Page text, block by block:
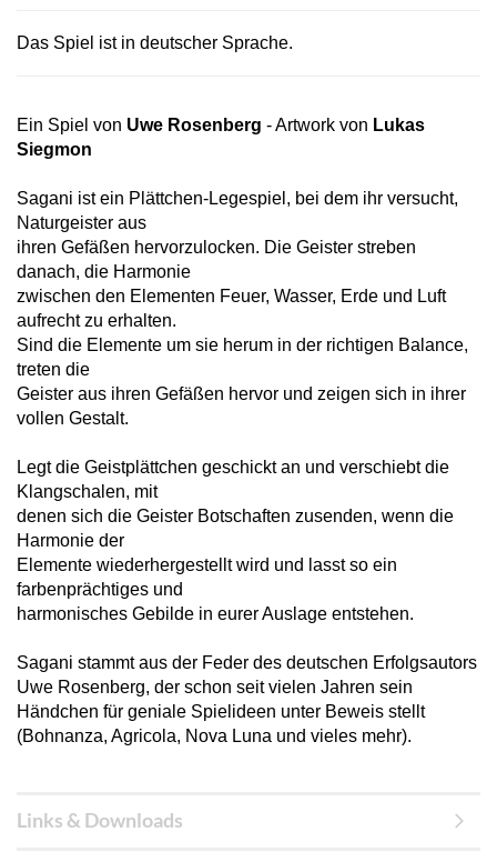
Das Spiel ist in deutscher Sprache.
Ein Spiel von Uwe Rosenberg - Artwork von Lukas
Siegmon
Sagani ist ein Plättchen-Legespiel, bei dem ihr versucht,
Naturgeister aus
ihren Gefäßen hervorzulocken. Die Geister streben
danach, die Harmonie
zwischen den Elementen Feuer, Wasser, Erde und Luft
aufrecht zu erhalten.
Sind die Elemente um sie herum in der richtigen Balance,
treten die
Geister aus ihren Gefäßen hervor und zeigen sich in ihrer
vollen Gestalt.
Legt die Geistplättchen geschickt an und verschiebt die
Klangschalen, mit
denen sich die Geister Botschaften zusenden, wenn die
Harmonie der
Elemente wiederhergestellt wird und lasst so ein
farbenprächtiges und
harmonisches Gebilde in eurer Auslage entstehen.
Sagani stammt aus der Feder des deutschen Erfolgsautors
Uwe Rosenberg, der schon seit vielen Jahren sein
Händchen für geniale Spielideen unter Beweis stellt
(Bohnanza, Agricola, Nova Luna und vieles mehr).
Links & Downloads